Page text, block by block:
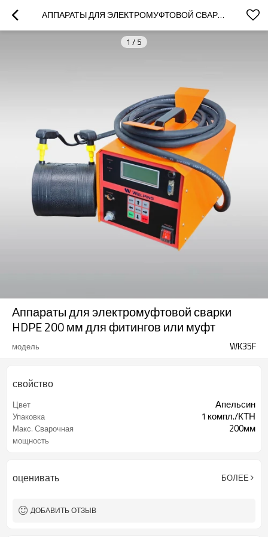
АППАРАТЫ ДЛЯ ЭЛЕКТРОМУФТОВОЙ СВАРКИ HDPE 200 ММ ДЛЯ ФИТИНГОВ ИЛИ МУФТ
1 / 5
Аппараты для электромуфтовой сварки
HDPE 200 мм для фитингов или муфт
модель WK35F
свойство
Цвет Апельсин
Упаковка 1 компл./КТН
Макс. Сварочная
мощность
200мм
оценивать БОЛЕЕ
ДОБАВИТЬ ОТЗЫВ